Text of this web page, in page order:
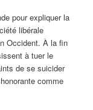
pour expliquer la
libérale
Occident. À la fin
à tuer le
de se suicider
comme